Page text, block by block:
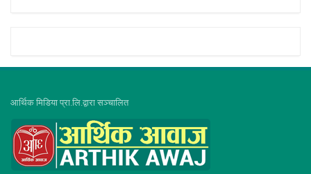
आर्थिक मिडिया प्रा.लि.द्वारा सञ्चालित